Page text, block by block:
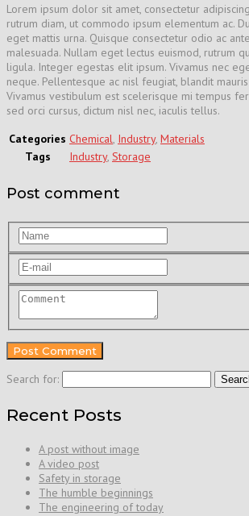
Lorem ipsum dolor sit amet, consectetur
rutrum diam, ut commodo ipsum elementum ac.
eget mattis urna. Quisque consectetur odio ac
malesuada. Nullam eget lectus euismod, rutrum
ligula. Integer egestas elit ipsum. Vivamus nec
neque. Pellentesque ac nisl feugiat, blandit
Vivamus vestibulum est scelerisque mi tempus
sed orci cursus, dictum nisl nec, iaculis tellus.
Categories Chemical Industry, Materials
Tags
Industry, Storage
Post comment
Search for:
Recent Posts
A post without image
A video post
Safety in storage
The humble beginnings
The engineering of today